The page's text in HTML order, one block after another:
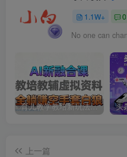
1.1W+ 0
育儿教学教培新玩法，AI生成教学视频，市场大，操作简单，变现天花板非常高
上一篇